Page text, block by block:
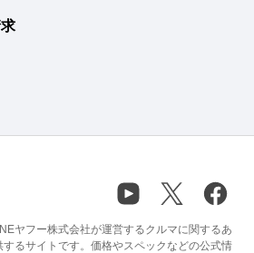
ヤフー株式会社が運営するクルマに関するあ
るサイトです。価格やスペックなどの公式情